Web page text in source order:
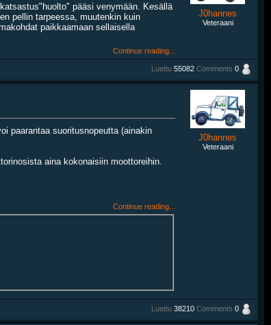
pääsi venymään. Kesällä
pellin tarpeessa, muutenkin kuin
paikkaamaan sellaisella
Continue reading...
J0hannes
Veteraani
Luettu 55082 Comments 0
paarantaa suoritusnopeutta (ainakin
aina kokonaisiin moottoreihin.
Continue reading...
J0hannes
Veteraani
Luettu 38210 Comments 0